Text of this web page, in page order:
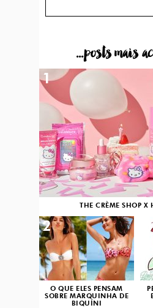
...posts mais
THE CRÈME SHOP X
1
O QUE ELES PENSAM
SOBRE MARQUINHA DE
BIQUÍNI
2 3